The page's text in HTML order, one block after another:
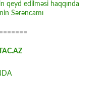
qeyd edilməsi haqqında
Sərəncamı